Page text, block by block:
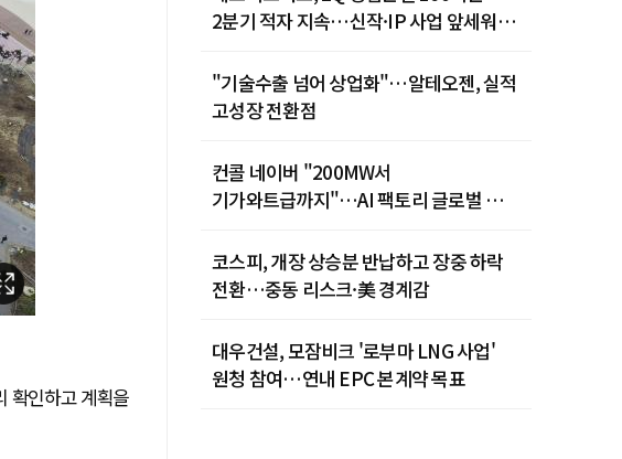
확인하고 계획을
2분기 적자 지속…신작·IP 사업 앞세워
"기술수출 넘어 상업화"…알테오젠, 실적
고성장 전환점
컨콜 네이버 "200MW서
기가와트급까지"…AI 팩토리 글로벌 확장
코스피, 개장 상승분 반납하고 장중 하락
전환…중동 리스크·美 경계감
대우건설, 모잠비크 '로부마 LNG 사업'
원청 참여…연내 EPC 본계약 목표